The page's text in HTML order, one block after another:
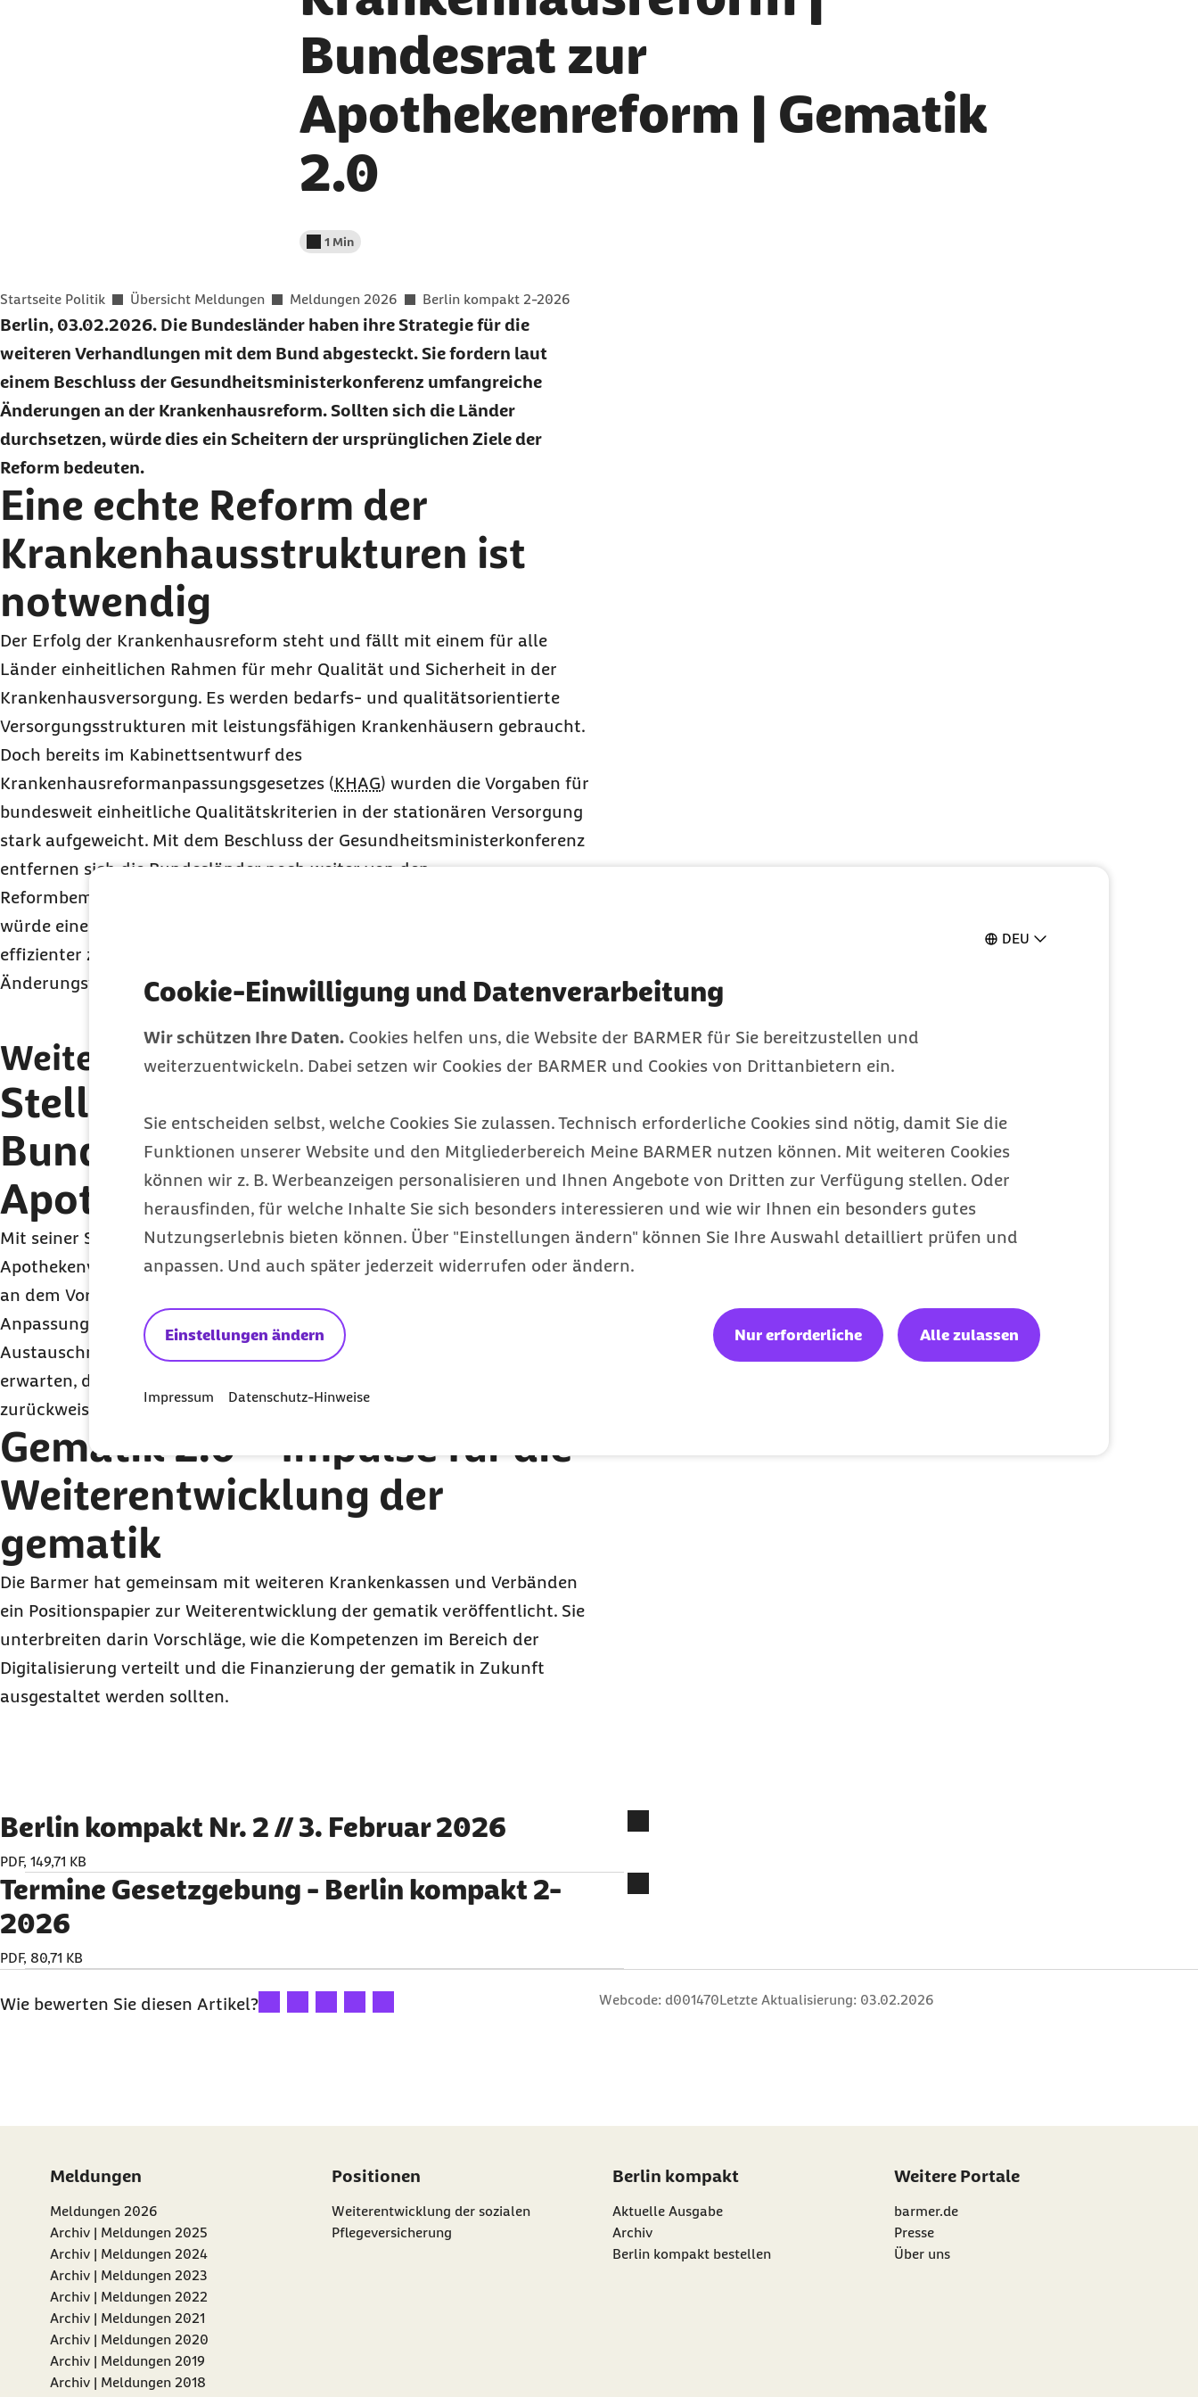
DEU
Cookie-Einwilligung und Datenverarbeitung
Wir schützen Ihre Daten. Cookies helfen uns, die Website der BARMER für Sie bereitzustellen und
weiterzuentwickeln. Dabei setzen wir Cookies der BARMER und Cookies von Drittanbietern ein.
Sie entscheiden selbst, welche Cookies Sie zulassen. Technisch erforderliche Cookies sind nötig, damit Sie die
Funktionen unserer Website und den Mitgliederbereich Meine BARMER nutzen können. Mit weiteren Cookies
können wir z. B. Werbeanzeigen personalisieren und Ihnen Angebote von Dritten zur Verfügung stellen. Oder
herausfinden, für welche Inhalte Sie sich besonders interessieren und wie wir Ihnen ein besonders gutes
Nutzungserlebnis bieten können. Über "Einstellungen ändern" können Sie Ihre Auswahl detailliert prüfen und
anpassen. Und auch später jederzeit widerrufen oder ändern.
Einstellungen ändern Nur erforderliche Alle zulassen
Impressum Datenschutz-Hinweise
Bundesrat zur
Apothekenreform | Gematik
2.0
Lesedauer weniger als
1 Min
Sie befinden sich hier:
Startseite Politik Übersicht Meldungen Meldungen 2026 Berlin kompakt 2-2026
Berlin, 03.02.2026. Die Bundesländer haben ihre Strategie für die
weiteren Verhandlungen mit dem Bund abgesteckt. Sie fordern laut
einem Beschluss der Gesundheitsministerkonferenz umfangreiche
Änderungen an der Krankenhausreform. Sollten sich die Länder
durchsetzen, würde dies ein Scheitern der ursprünglichen Ziele der
Reform bedeuten.
Eine echte Reform der
Krankenhausstrukturen ist
notwendig
Der Erfolg der Krankenhausreform steht und fällt mit einem für alle
Länder einheitlichen Rahmen für mehr Qualität und Sicherheit in der
Krankenhausversorgung. Es werden bedarfs- und qualitätsorientierte
Versorgungsstrukturen mit leistungsfähigen Krankenhäusern gebraucht.
Doch bereits im Kabinettsentwurf des
Krankenhausreformanpassungsgesetzes (KHAG) wurden die Vorgaben für
bundesweit einheitliche Qualitätskriterien in der stationären Versorgung
stark aufgeweicht. Mit dem Beschluss der Gesundheitsministerkonferenz
entfernen sich die Bundesländer noch weiter von den
Reformbemühungen für eine moderne Krankenhauslandschaft. Damit
würde eine Chance vertan, die medizinische Versorgung sicherer und
effizienter zu gestalten. Berlin kompakt berichtet über die
Änderungsvorschläge der Länder.
Weitere Themen des Newsletters:
Stellungnahme des
Bundesrats zur
Apothekenreform
Mit seiner Stellungnahme zum Gesetzentwurf zur Weiterentwicklung der
Apothekenversorgung fordert der Bundesrat umfangreiche Änderungen
an dem Vorhaben. Diese zielen etwa auf die mit dem Gesetz geplante
Anpassung der Apothekenvergütung und die erweiterten
Austauschmöglichkeiten bei Arzneimitteln für Apotheker. Jedoch ist zu
erwarten, dass die Bundesregierung die Forderungen weitgehend
zurückweisen wird.
Gematik 2.0 – Impulse für die
Weiterentwicklung der
gematik
Die Barmer hat gemeinsam mit weiteren Krankenkassen und Verbänden
ein Positionspapier zur Weiterentwicklung der gematik veröffentlicht. Sie
unterbreiten darin Vorschläge, wie die Kompetenzen im Bereich der
Digitalisierung verteilt und die Finanzierung der gematik in Zukunft
ausgestaltet werden sollten.
Berlin kompakt Nr. 2 // 3. Februar 2026
PDF, 149,71 KB
Termine Gesetzgebung - Berlin kompakt 2-
2026
PDF, 80,71 KB
Wie bewerten Sie diesen Artikel?Ihre Bewertung: 1 Stern
Ihre Bewertung: 2 Sterne
Ihre Bewertung: 3 Sterne
Ihre Bewertung: 4 Sterne
Ihre Bewertung: 5 Sterne Webcode: d001470Letzte Aktualisierung: 03.02.2026
Meldungen
Meldungen 2026
Archiv | Meldungen 2025
Archiv | Meldungen 2024
Archiv | Meldungen 2023
Archiv | Meldungen 2022
Archiv | Meldungen 2021
Archiv | Meldungen 2020
Archiv | Meldungen 2019
Archiv | Meldungen 2018
Positionen
Weiterentwicklung der sozialen
Pflegeversicherung
Berlin kompakt
Aktuelle Ausgabe
Archiv
Berlin kompakt bestellen
Weitere Portale
barmer.de
Presse
Über uns